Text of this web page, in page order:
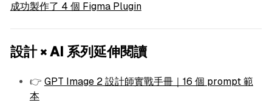
成功製作了 4 個 Figma Plugin
設計 × AI 系列延伸閱讀
👉 GPT Image 2 設計師實戰手冊｜16 個 prompt 範
本